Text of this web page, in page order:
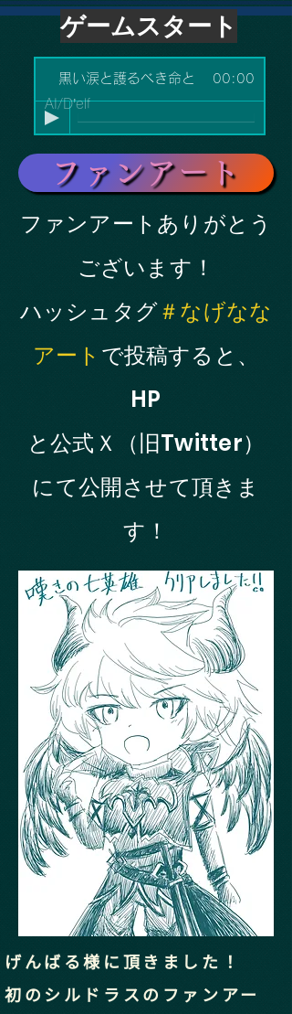
ゲームスタート
黒い涙と護るべき命と
AI/D’elf
00:00
ファンアート
​ファンアートありがとう
ございます！
ハッシュタグ＃なげなな
アート で投稿すると、
HP
と公式Ｘ（旧Twitter）
にて公開させて頂きま
す！
げんばる様に頂きました！
初のシルドラスのファンアー